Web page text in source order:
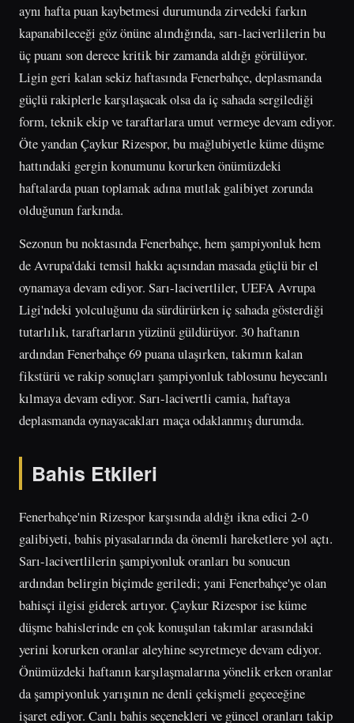
aynı hafta puan kaybetmesi durumunda zirvedeki farkın
kapanabileceği göz önüne alındığında, sarı-laciverlilerin bu
üç puanı son derece kritik bir zamanda aldığı görülüyor.
Ligin geri kalan sekiz haftasında Fenerbahçe, deplasmanda
güçlü rakiplerle karşılaşacak olsa da iç sahada sergilediği
form, teknik ekip ve taraftarlara umut vermeye devam ediyor.
Öte yandan Çaykur Rizespor, bu mağlubiyetle küme düşme
hattındaki gergin konumunu korurken önümüzdeki
haftalarda puan toplamak adına mutlak galibiyet zorunda
olduğunun farkında.
Sezonun bu noktasında Fenerbahçe, hem şampiyonluk hem
de Avrupa'daki temsil hakkı açısından masada güçlü bir el
oynamaya devam ediyor. Sarı-lacivertliler, UEFA Avrupa
Ligi'ndeki yolculuğunu da sürdürürken iç sahada gösterdiği
tutarlılık, taraftarların yüzünü güldürüyor. 30 haftanın
ardından Fenerbahçe 69 puana ulaşırken, takımın kalan
fikstürü ve rakip sonuçları şampiyonluk tablosunu heyecanlı
kılmaya devam ediyor. Sarı-lacivertli camia, haftaya
deplasmanda oynayacakları maça odaklanmış durumda.
Bahis Etkileri
Fenerbahçe'nin Rizespor karşısında aldığı ikna edici 2-0
galibiyeti, bahis piyasalarında da önemli hareketlere yol açtı.
Sarı-lacivertlilerin şampiyonluk oranları bu sonucun
ardından belirgin biçimde geriledi; yani Fenerbahçe'ye olan
bahisçi ilgisi giderek artıyor. Çaykur Rizespor ise küme
düşme bahislerinde en çok konuşulan takımlar arasındaki
yerini korurken oranlar aleyhine seyretmeye devam ediyor.
Önümüzdeki haftanın karşılaşmalarına yönelik erken oranlar
da şampiyonluk yarışının ne denli çekişmeli geçeceğine
işaret ediyor. Canlı bahis seçenekleri ve güncel oranları takip